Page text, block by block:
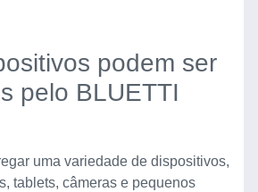
podem ser
pelo BLUETTI
uma variedade de dispositivos,
tablets, câmeras e pequenos